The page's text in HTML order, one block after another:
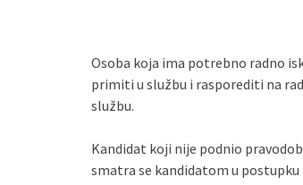
Osoba koja ima potrebno radno
primiti u službu i rasporediti na
službu.
Kandidat koji nije podnio
smatra se kandidatom u